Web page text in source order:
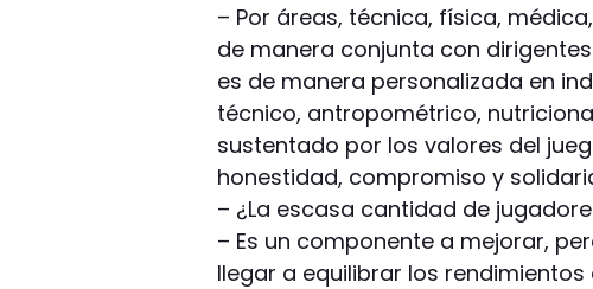
– Por áreas, técnica, física,
de manera conjunta con
es de manera personalizada en
técnico, antropométrico,
sustentado por los valores del
honestidad, compromiso y
– ¿La escasa cantidad de
– Es un componente a mejorar,
llegar a equilibrar los